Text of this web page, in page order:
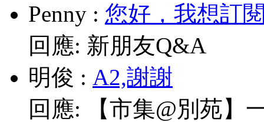
Penny : 您好，我想訂
回應: 新朋友Q&A
明俊 : A2,謝謝
回應:
【市集@別苑】